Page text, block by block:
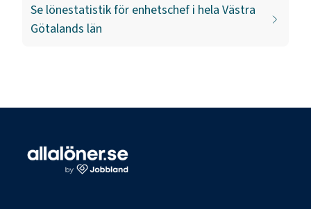
Se lönestatistik för enhetschef i hela Västra
Götalands län